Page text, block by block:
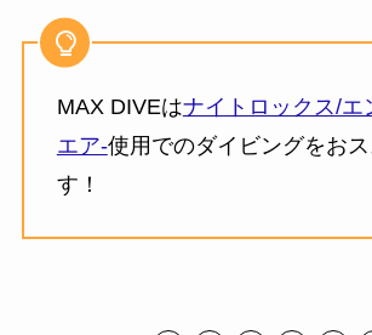
MAX DIVEはナイトロックス/エ
エア-使用でのダイビングをお
す！